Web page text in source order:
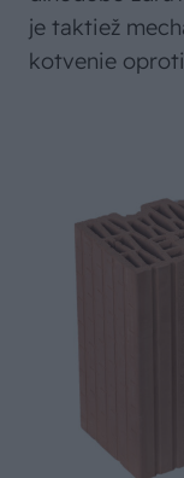
je taktiež
kotvenie